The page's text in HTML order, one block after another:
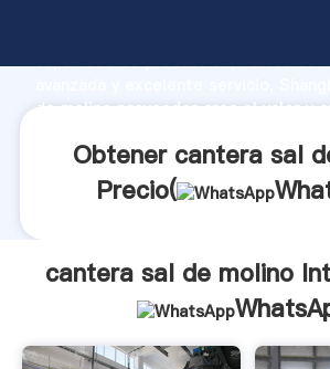
capacidad de producción, fuerza de
de molino proveedor crea el valor y
Obtener cantera sal
Precio(
cantera sal de molino